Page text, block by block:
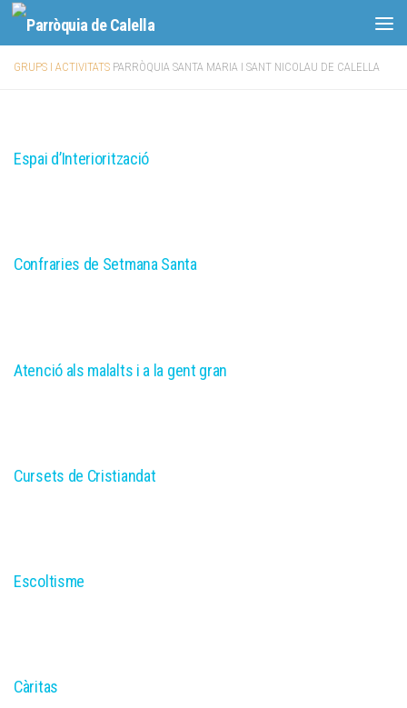
Skip to content
GRUPS I ACTIVITATS PARRÒQUIA SANTA MARIA I SANT NICOLAU DE CALELLA
Espai d’Interiorització
Confraries de Setmana Santa
Atenció als malalts i a la gent gran
Cursets de Cristiandat
Escoltisme
Càritas